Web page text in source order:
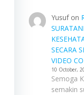
Yusufon
SECARA
VIDEO
10 October,
Semoga
semakin